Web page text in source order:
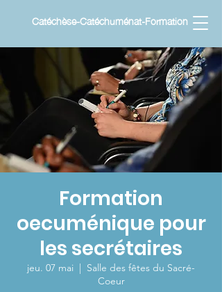
Catéchèse-Catéchuménat-Formation
Formation
oecuménique pour
les secrétaires
jeu. 07 mai
  |
Salle des fêtes du Sacré-
Coeur